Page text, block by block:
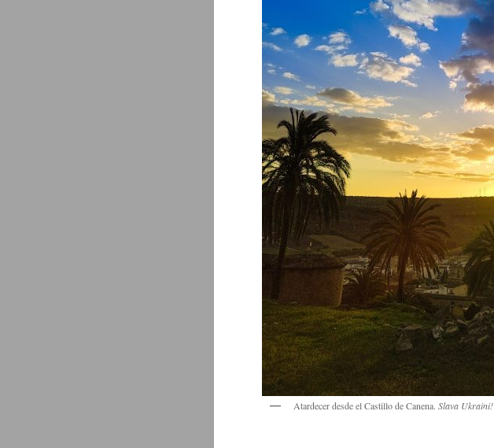
Atardecer desde el Castillo de Canena. Slava Ukraini!